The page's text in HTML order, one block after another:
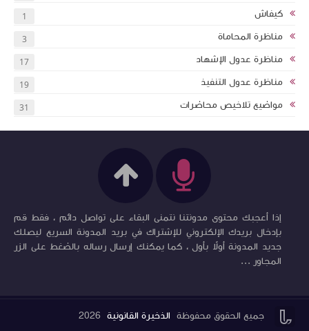
كيفاش 1
مناظرة المحاماة 3
مناظرة عدول الإشهاد 17
مناظرة عدول التنفيذ 19
مواضيع تلاخيص محاضرات 31
إذا أعجبك محتوى مدونتنا نتمنى البقاء على تواصل دائم ، فقط قم
بإدخال بريدك الإلكتروني للإشتراك في بريد المدونة السريع ليصلك
جديد المدونة أولاً بأول ، كما يمكنك إرسال رساله بالضغط على الزر
المجاور ...


جميع الحقوق محفوظة الذخيرة القانونية 2026